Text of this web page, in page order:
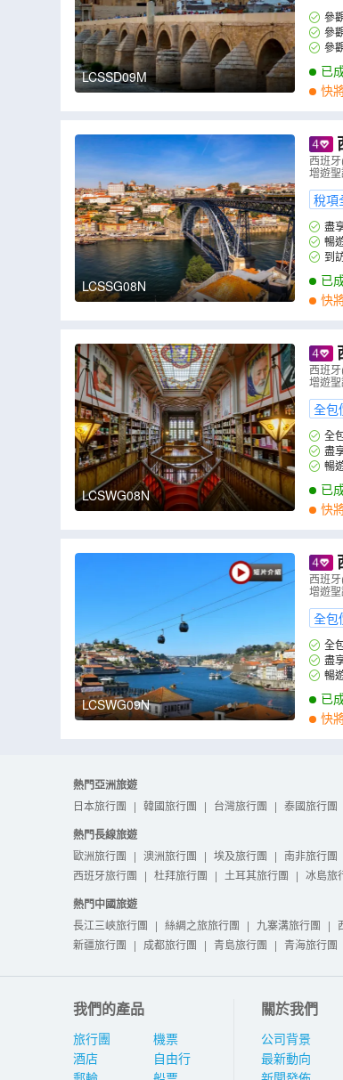
LCSSD09M
參
參
參
已
快
LCSSG08N
杜
西班
增遊
稅項
盡
暢
到
樓梯
已
快
LCSWG08N
牙(
西班
增遊
全包
全
盡
海鮮暢
已
快
LCSWG09N
牙(
西班
增遊
全包
全
盡
海鮮暢
已
快
熱門亞洲旅遊
日本旅行團 | 韓國旅行團 | 台灣旅行團 | 泰國旅行團
熱門長線旅遊
歐洲旅行團 | 澳洲旅行團 | 埃及旅行團 | 南非旅行團
西班牙旅行團 | 杜拜旅行團 | 土耳其旅行團 | 冰島旅
熱門中國旅遊
長江三峽旅行團 | 絲綢之旅旅行團 | 九寨溝旅行團 |
新疆旅行團 | 成都旅行團 | 青島旅行團 | 青海旅行團
我們的產品
旅行團
酒店
機票
自由行
關於我們
公司背景
最新動向